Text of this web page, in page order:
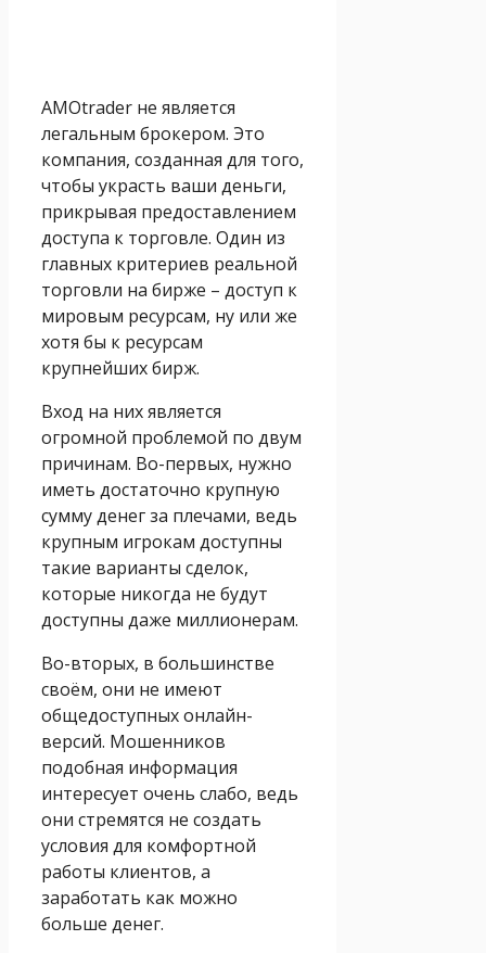
AMOtrader не является
легальным брокером. Это
компания, созданная для того,
чтобы украсть ваши деньги,
прикрывая предоставлением
доступа к торговле. Один из
главных критериев реальной
торговли на бирже – доступ к
мировым ресурсам, ну или же
хотя бы к ресурсам
крупнейших бирж.
Вход на них является
огромной проблемой по двум
причинам. Во-первых, нужно
иметь достаточно крупную
сумму денег за плечами, ведь
крупным игрокам доступны
такие варианты сделок,
которые никогда не будут
доступны даже миллионерам.
Во-вторых, в большинстве
своём, они не имеют
общедоступных онлайн-
версий. Мошенников
подобная информация
интересует очень слабо, ведь
они стремятся не создать
условия для комфортной
работы клиентов, а
заработать как можно
больше денег.